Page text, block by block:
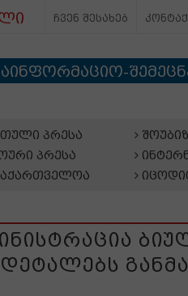
ჩვენ შესახებ
პრესა
პრესა